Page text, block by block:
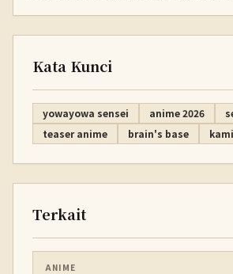
Kata Kunci
yowayowa sensei anime 2026
teaser anime
brain's base
Terkait
ANIME